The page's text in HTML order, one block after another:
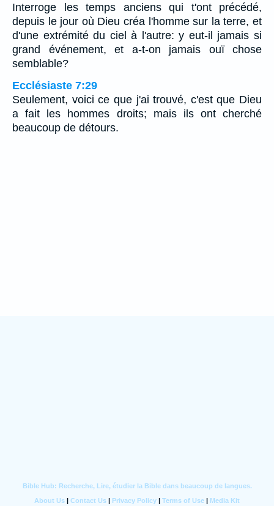
Interroge les temps anciens qui t'ont précédé,
depuis le jour où Dieu créa l'homme sur la terre, et
d'une extrémité du ciel à l'autre: y eut-il jamais si
grand événement, et a-t-on jamais ouï chose
semblable?
Ecclésiaste 7:29
Seulement, voici ce que j'ai trouvé, c'est que Dieu
a fait les hommes droits; mais ils ont cherché
beaucoup de détours.